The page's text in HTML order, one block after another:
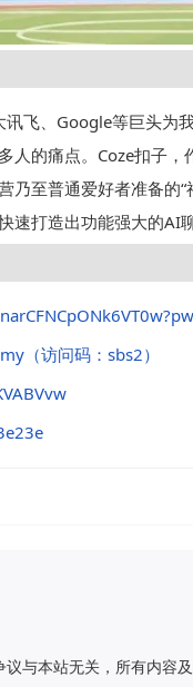
飞、Google等巨头为
人的痛点。Coze扣子
乃至普通爱好者准备的
打造出功能强大的AI
（访问码：sbs2）
与本站无关，所有内容